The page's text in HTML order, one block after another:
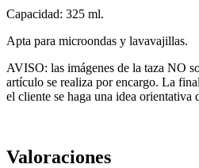
Capacidad: 325 ml.
Apta para microondas y lavavajillas.
AVISO: las imágenes de la taza NO
artículo se realiza por encargo. La
el cliente se haga una idea orientativa
Valoraciones